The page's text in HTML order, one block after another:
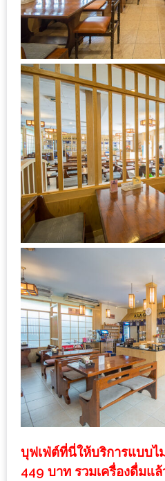
งาน
เดียว
ทั้ง
ช้อป
กิน
เที่ยว
พร้อม
โปร
โม
ชั่น
สำหรับ
รัก
MAPS
MY
ACCOUNT
NEW
FACEBOOK
TIMELINE
POLICY
บุฟเฟ่ต์ที่นี่ให้บริการแบบไ
449 บาท รวมเครื่องดื่มแล้